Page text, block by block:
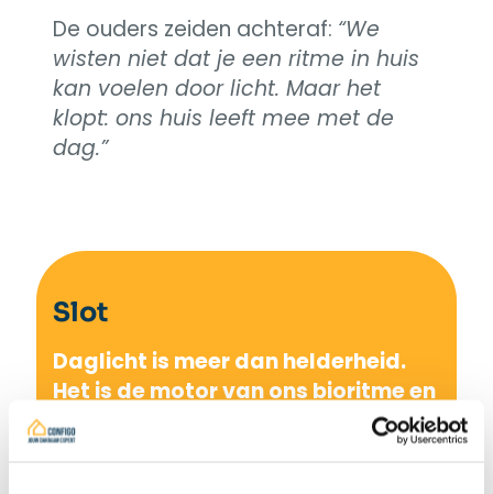
De ouders zeiden achteraf: “We
wisten niet dat je een ritme in huis
kan voelen door licht. Maar het
klopt: ons huis leeft mee met de
dag.”
Slot
Daglicht is meer dan helderheid.
Het is de motor van ons bioritme en
bepaalt hoe we ons voelen, werken
en rusten.